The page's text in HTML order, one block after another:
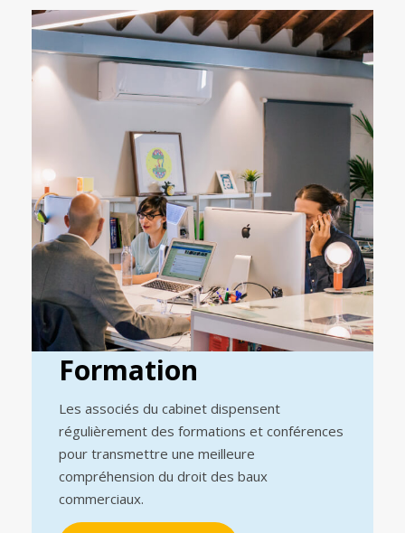
Formation
Les associés du cabinet dispensent
régulièrement des formations et conférences
pour transmettre une meilleure
compréhension du droit des baux
commerciaux.